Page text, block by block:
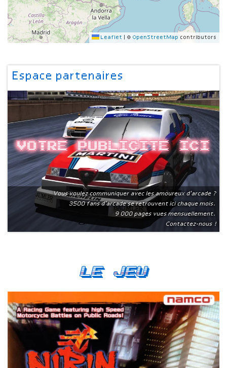
Leaflet © OpenStreetMap contributors
Espace partenaires
Votre publicite ici
Vous voulez communiquer avec les amoureux d'arcade ?
3500 fans d'arcade se retrouvent ici chaque mois.
9 000 pages vues mensuellement.
Contactez-nous !
Le Jeu